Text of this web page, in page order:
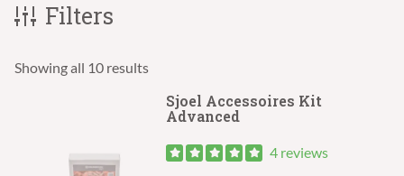
Filters
Showing all 10 results
Sjoel Accessoires Kit
Advanced
4 reviews